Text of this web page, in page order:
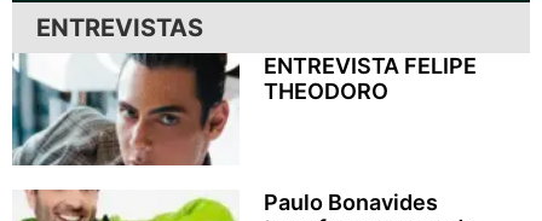
ENTREVISTAS
ENTREVISTA FELIPE
THEODORO
Paulo Bonavides